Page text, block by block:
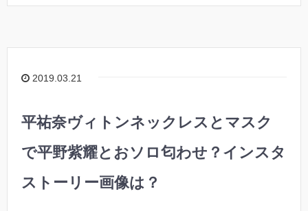
2019.03.21
平祐奈ヴィトンネックレスとマスク
で平野紫耀とおソロ匂わせ？インスタ
ストーリー画像は？